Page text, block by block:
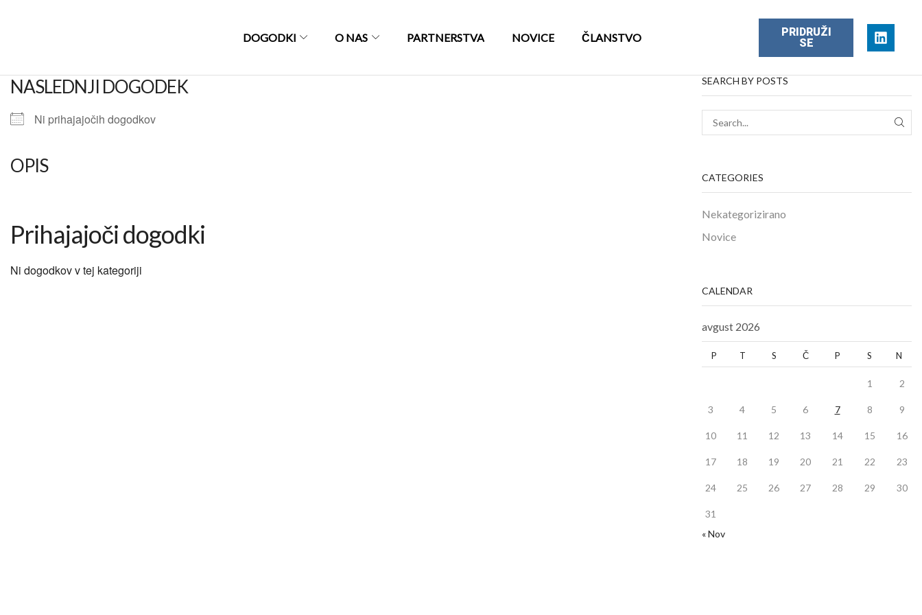
DOGODKI O NAS PARTNERSTVA NOVICE ČLANSTVO
PRIDRUŽI
SE
NASLEDNJI DOGODEK
Ni prihajajočih dogodkov
OPIS
Prihajajoči dogodki
Ni dogodkov v tej kategoriji
SEARCH BY POSTS
CATEGORIES
Nekategorizirano
Novice
CALENDAR
avgust 2026
P T S Č P S N
1 2
3 4 5 6 7 8 9
10 11 12 13 14 15 16
17 18 19 20 21 22 23
24 25 26 27 28 29 30
31
« Nov